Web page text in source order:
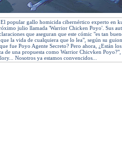
El popular gallo homicida cibernértico experto en
julio llamada 'Warrior Chicken Poyo'. Sus
que aseguran que este cómic "es tan
la vida de cualquiera que lo lea", según su
fue Poyo Agente Secreto? Pero ahora, ¿Están
de una propuesta como Warrior Chicvken
Nosotros ya estamos convencidos...